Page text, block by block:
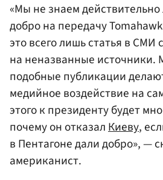
«Мы не знаем действительно
добро на передачу
это всего лишь статья в СМИ
на неназванные источники.
подобные публикации
медийное воздействие на
этого к президенту будет
почему он отказалКиеву,
в Пентагоне дали добро», —
американист.